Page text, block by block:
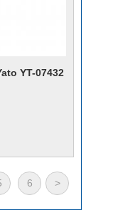
YT-07432
6 >